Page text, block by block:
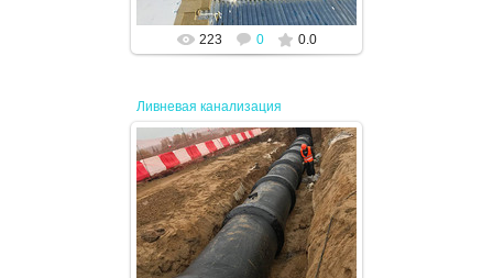
223 0 0.0
Ливневая канализация
17.04.2024
JENEK